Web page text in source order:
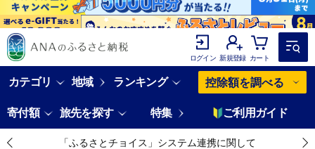
ログイン 新規登録 カート
カテゴリ 地域 ランキング 控除額を調べる
寄付額 旅先を探す 特集 ご利用ガイド
「ふるさとチョイス」システム連携に関して